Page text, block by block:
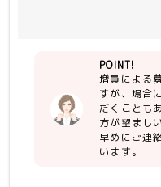
ストレ
ネット
F5,
体制：
他メ
大手物
会社約
れてい
タブレ
が可能
・OA環
・大規
POINT!
増員による
すが、場合
だくことも
方が望まし
早めにご連
います。